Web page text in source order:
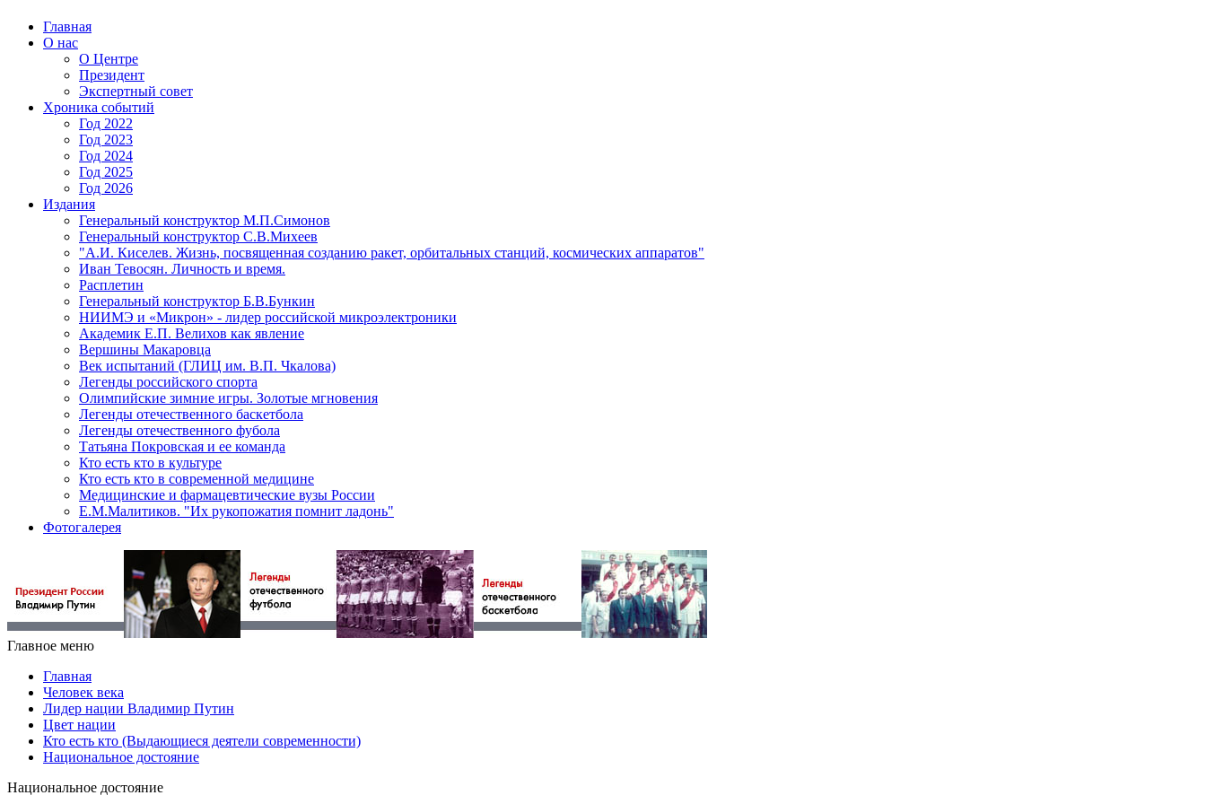
Главная
О нас
О Центре
Президент
Экспертный совет
Хроника событий
Год 2022
Год 2023
Год 2024
Год 2025
Год 2026
Издания
Генеральный конструктор М.П.Симонов
Генеральный конструктор С.В.Михеев
"А.И. Киселев. Жизнь, посвященная созданию ракет, орбитальных станций, космических аппаратов"
Иван Тевосян. Личность и время.
Расплетин
Генеральный конструктор Б.В.Бункин
НИИМЭ и «Микрон» - лидер российской микроэлектроники
Академик Е.П. Велихов как явление
Вершины Макаровца
Век испытаний (ГЛИЦ им. В.П. Чкалова)
Легенды российского спорта
Олимпийские зимние игры. Золотые мгновения
Легенды отечественного баскетбола
Легенды отечественного фубола
Татьяна Покровская и ее команда
Кто есть кто в культуре
Кто есть кто в современной медицине
Медицинские и фармацевтические вузы России
Е.М.Малитиков. "Их рукопожатия помнит ладонь"
Фотогалерея
Главное меню
Главная
Человек века
Лидер нации Владимир Путин
Цвет нации
Кто есть кто (Выдающиеся деятели современности)
Национальное достояние
Национальное достояние